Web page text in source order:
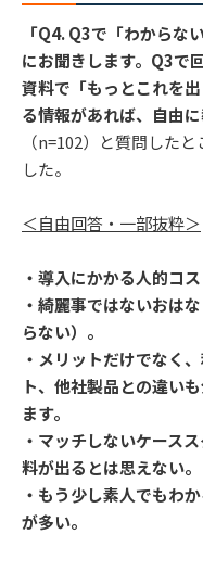
「Q4. Q3で「わからな
にお聞きします。Q3で
資料で「もっとこれを
る情報があれば、自由
（n=102）と質問したと
した。
＜自由回答・一部抜粋＞
・導入にかかる人的コス
・綺麗事ではないおは
らない）。
・メリットだけでなく
ト、他社製品との違い
ます。
・マッチしないケース
料が出るとは思えない。
・もう少し素人でもわ
が多い。